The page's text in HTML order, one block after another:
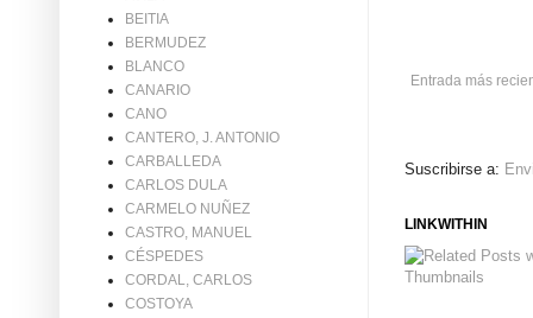
Entrada más
Suscribirse a:
LINKWITHIN
BEITIA
BERMUDEZ
BLANCO
CANARIO
CANO
CANTERO, J. ANTONIO
CARBALLEDA
CARLOS DULA
CARMELO NUÑEZ
CASTRO, MANUEL
CÉSPEDES
CORDAL, CARLOS
COSTOYA